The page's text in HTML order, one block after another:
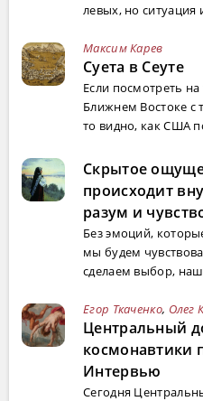
левых, но ситуация
Максим Карев
Суета в Сеуте
Если посмотреть
Ближнем Востоке с
то видно, как США
Скрытое
происходит
разум и
Без эмоций,
мы будем
сделаем выбор,
Егор Ткаченко, Олег
Центральный
космонавтики
Интервью
Сегодня